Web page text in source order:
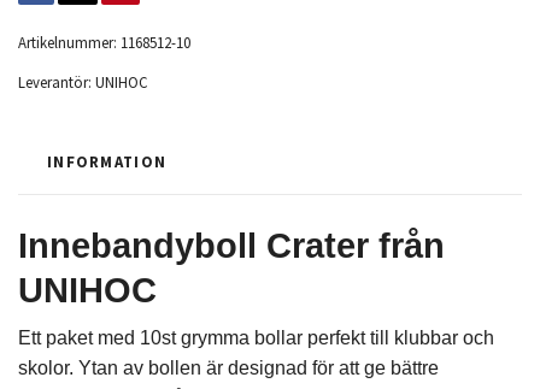
Artikelnummer: 1168512-10
Leverantör: UNIHOC
INFORMATION
Innebandyboll Crater från
UNIHOC
Ett paket med 10st grymma bollar perfekt till klubbar och
skolor. Ytan av bollen är designad för att ge bättre